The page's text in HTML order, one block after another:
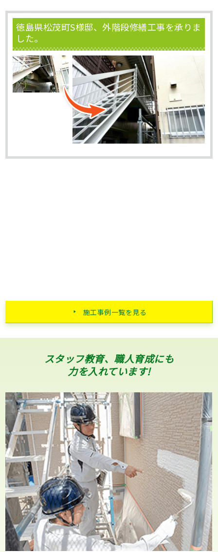
徳島県松茂町S様邸、外階段修繕工事を承りま
した。
施工事例一覧を見る
スタッフ教育、職人育成にも
力を入れています!